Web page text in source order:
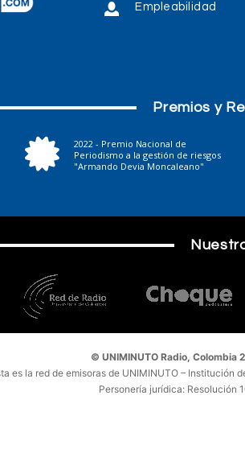
Empleabilidad
Premios y
2022 - Premio Nacional de
Periodismo a la gestión de riesgos
"Armando Devia Moncaleano"
© UNIMINUTO Radio, Colombia
es la red de emisoras de UNIMINUTO –
Personería jurídica: Resolución